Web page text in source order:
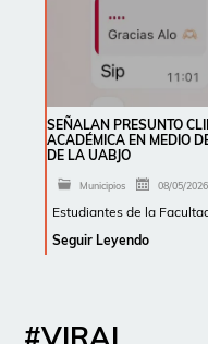
SEÑALAN PRESUNTO
ACADÉMICA EN MEDIO
DE LA UABJO
Municipios 08/05/2026
Estudiantes de la
Seguir Leyendo